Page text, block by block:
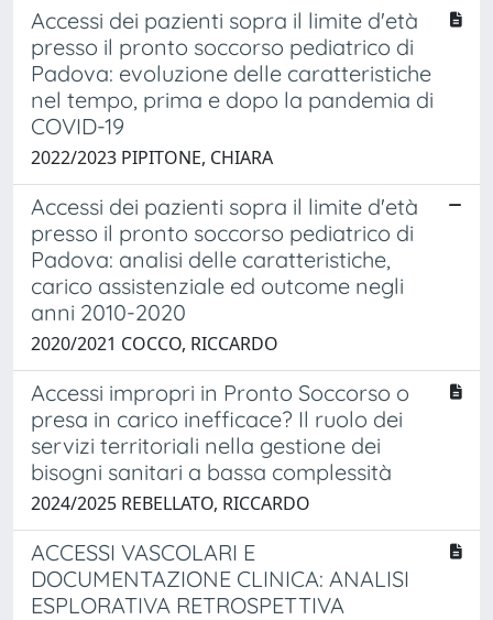
Accessi dei pazienti sopra il limite d'età
presso il pronto soccorso pediatrico di
Padova: evoluzione delle caratteristiche
nel tempo, prima e dopo la pandemia di
COVID-19
2022/2023 PIPITONE, CHIARA
Accessi dei pazienti sopra il limite d'età
presso il pronto soccorso pediatrico di
Padova: analisi delle caratteristiche,
carico assistenziale ed outcome negli
anni 2010-2020
2020/2021 COCCO, RICCARDO
Accessi impropri in Pronto Soccorso o
presa in carico inefficace? Il ruolo dei
servizi territoriali nella gestione dei
bisogni sanitari a bassa complessità
2024/2025 REBELLATO, RICCARDO
ACCESSI VASCOLARI E
DOCUMENTAZIONE CLINICA: ANALISI
ESPLORATIVA RETROSPETTIVA